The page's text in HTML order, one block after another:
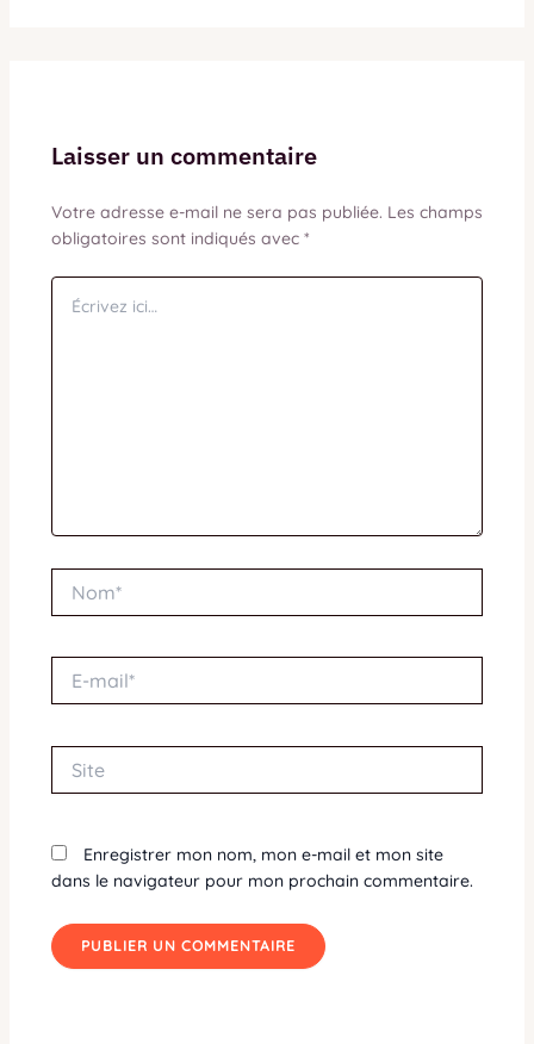
Laisser un commentaire
Votre adresse e-mail ne sera pas publiée. Les champs
obligatoires sont indiqués avec *
Écrivez
ici…
mail*
Enregistrer mon nom, mon e-mail et mon site
dans le navigateur pour mon prochain commentaire.